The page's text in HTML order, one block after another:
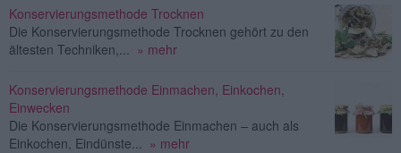
Konservierungsmethode Trocknen
Die Konservierungsmethode Trocknen gehört zu den
ältesten Techniken,...
» mehr
Konservierungsmethode Einmachen, Einkochen,
Einwecken
Die Konservierungsmethode Einmachen – auch als
Einkochen, Eindünste...
» mehr